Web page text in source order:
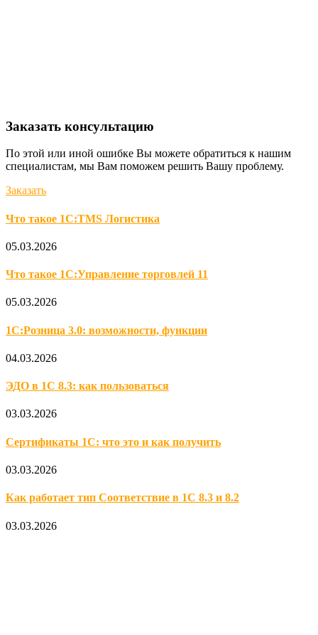
Заказать консультацию
По этой или иной ошибке Вы можете обратиться к нашим
специалистам, мы Вам поможем решить Вашу проблему.
Заказать
Что такое 1С:TMS Логистика
05.03.2026
Что такое 1С:Управление торговлей 11
05.03.2026
1С:Розница 3.0: возможности, функции
04.03.2026
ЭДО в 1С 8.3: как пользоваться
03.03.2026
Сертификаты 1С: что это и как получить
03.03.2026
Как работает тип Соответствие в 1С 8.3 и 8.2
03.03.2026